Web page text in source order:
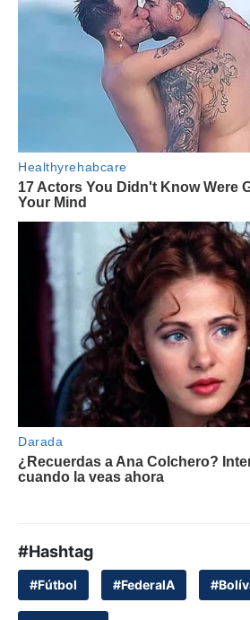
#Hashtag
#Fútbol #FederalA